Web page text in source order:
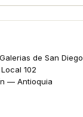
de San Diego
102
— Antioquia